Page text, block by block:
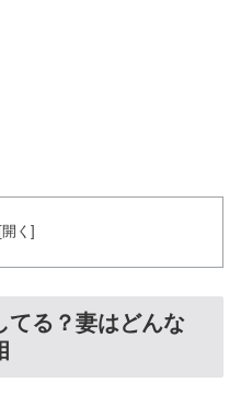
てる？妻はどんな